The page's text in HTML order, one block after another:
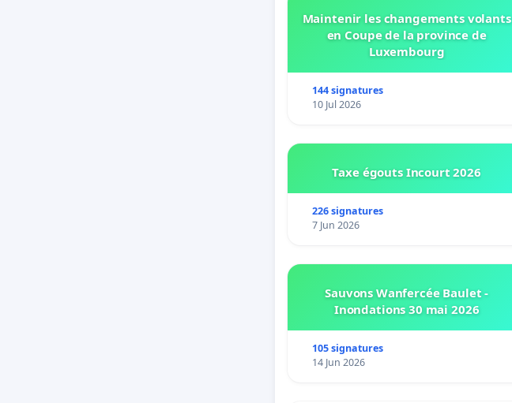
Maintenir les changements volants
en Coupe de la province de
Luxembourg
144 signatures
10 Jul 2026
Taxe égouts Incourt 2026
226 signatures
7 Jun 2026
Sauvons Wanfercée Baulet -
Inondations 30 mai 2026
105 signatures
14 Jun 2026